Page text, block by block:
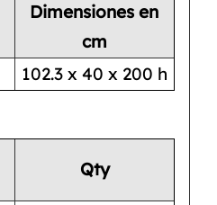
Dimensiones en
cm
102.3 x 40 x 200 h
Qty